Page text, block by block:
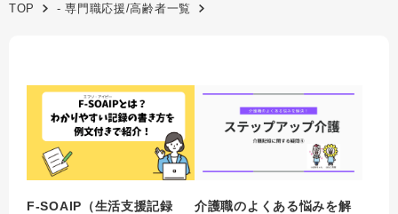
TOP - 専門職応援/高齢者一覧
F-SOAIP（生活支援記録
介護職のよくある悩みを解